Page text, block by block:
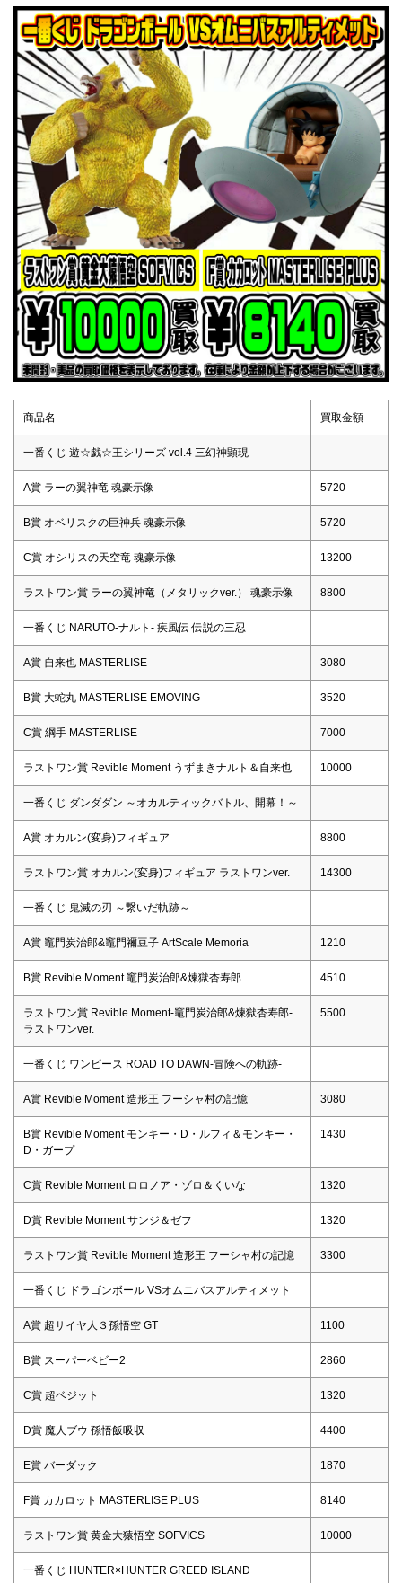
商品名 買取金額
一番くじ 遊☆戯☆王シリーズ vol.4 三幻神顕現
A賞 ラーの翼神竜 魂豪示像 5720
B賞 オベリスクの巨神兵 魂豪示像 5720
C賞 オシリスの天空竜 魂豪示像 13200
ラストワン賞 ラーの翼神竜（メタリックver.） 魂豪示像 8800
一番くじ NARUTO-ナルト- 疾風伝 伝説の三忍
A賞 自来也 MASTERLISE 3080
B賞 大蛇丸 MASTERLISE EMOVING 3520
C賞 綱手 MASTERLISE 7000
ラストワン賞 Revible Moment うずまきナルト＆自来也 10000
一番くじ ダンダダン ～オカルティックバトル、開幕！～
A賞 オカルン(変身)フィギュア 8800
ラストワン賞 オカルン(変身)フィギュア ラストワンver. 14300
一番くじ 鬼滅の刃 ～繋いだ軌跡～
A賞 竈門炭治郎&竈門禰豆子 ArtScale Memoria 1210
B賞 Revible Moment 竈門炭治郎&煉獄杏寿郎 4510
ラストワン賞 Revible Moment-竈門炭治郎&煉獄杏寿郎-
ラストワンver.
5500
一番くじ ワンピース ROAD TO DAWN-冒険への軌跡-
A賞 Revible Moment 造形王 フーシャ村の記憶 3080
B賞 Revible Moment モンキー・D・ルフィ＆モンキー・
D・ガープ
1430
C賞 Revible Moment ロロノア・ゾロ＆くいな 1320
D賞 Revible Moment サンジ＆ゼフ 1320
ラストワン賞 Revible Moment 造形王 フーシャ村の記憶 3300
一番くじ ドラゴンボール VSオムニバスアルティメット
A賞 超サイヤ人３孫悟空 GT 1100
B賞 スーパーベビー2 2860
C賞 超ベジット 1320
D賞 魔人ブウ 孫悟飯吸収 4400
E賞 バーダック 1870
F賞 カカロット MASTERLISE PLUS 8140
ラストワン賞 黄金大猿悟空 SOFVICS 10000
一番くじ HUNTER×HUNTER GREED ISLAND